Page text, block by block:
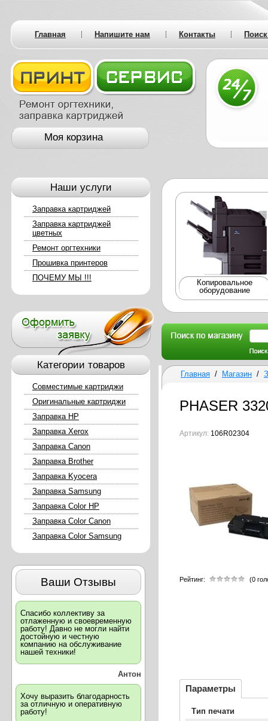
Главная Напишите нам Контакты
Моя корзина
Наши услуги
Заправка картриджей
Заправка картриджей
цветных
Ремонт оргтехники
Прошивка принтеров
ПОЧЕМУ МЫ !!!
Категории товаров
Совместимые картриджи
Оригинальные картриджи
Заправка HP
Заправка Xerox
Заправка Canon
Заправка Brother
Заправка Kyocera
Заправка Samsung
Заправка Color HP
Заправка Color Canon
Заправка Color Samsung
Ваши Отзывы
Спасибо коллективу за
отлаженную и своевременную
работу! Давно не могли найти
достойную и честную
компанию на обслуживание
нашей техники!
Антон
Хочу выразить благодарность
за отличную и оперативную
работу!
Копировальное
оборудование
Главная / Магазин /
PHASER
Артикул: 106R02304
Рейтинг: (0
Параметры
Тип печати